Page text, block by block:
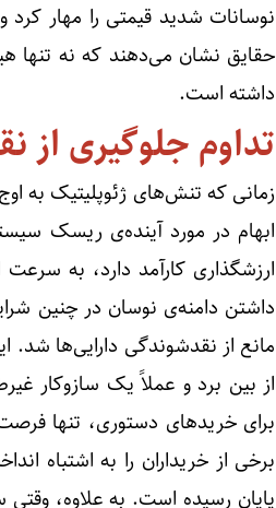
نوسانات شدید قیمتی را مهار کرد
حقایق نشان می‌دهند که نه تنها
داشته است.
تداوم جلوگیری از
زمانی که تنش‌های ژئوپلیتیک به
ابهام در مورد آینده‌ی ریسک
ارزشگذاری کارآمد دارد، به
داشتن دامنه‌ی نوسان در چنین
مانع از نقدشوندگی دارایی‌ها شد.
از بین برد و عملاً یک سازوکار
برای خریدهای دستوری، تنها
برخی از خریداران را به